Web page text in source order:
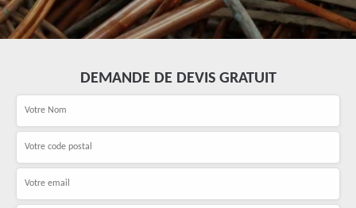
DEMANDE DE DEVIS GRATUIT